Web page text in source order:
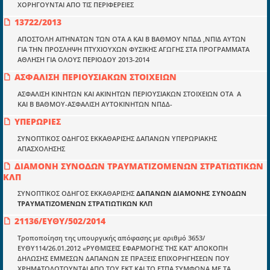
ΧΟΡΗΓΟΥΝΤΑΙ ΑΠΟ ΤΙΣ ΠΕΡΙΦΕΡΕΙΕΣ
13722/2013
ΑΠΟΣΤΟΛΗ ΑΙΤΗΝΑΤΩΝ ΤΩΝ ΟΤΑ Α ΚΑΙ Β ΒΑΘΜΟΥ ΝΠΔΔ ,ΝΠΙΔ ΑΥΤΩΝ
ΓΙΑ ΤΗΝ ΠΡΟΣΛΗΨΗ ΠΤΥΧΙΟΥΧΩΝ ΦΥΣΙΚΗΣ ΑΓΩΓΗΣ ΣΤΑ ΠΡΟΓΡΑΜΜΑΤΑ
ΑΘΛΗΣΗ ΓΙΑ ΟΛΟΥΣ ΠΕΡΙΟΔΟΥ 2013-2014
ΑΣΦΑΛΙΣΗ ΠΕΡΙΟΥΣΙΑΚΩΝ ΣΤΟΙΧΕΙΩΝ
ΑΣΦΑΛΙΣΗ ΚΙΝΗΤΩΝ ΚΑΙ ΑΚΙΝΗΤΩΝ ΠΕΡΙΟΥΣΙΑΚΩΝ ΣΤΟΙΧΕΙΩΝ ΟΤΑ Α
ΚΑΙ Β ΒΑΘΜΟΥ-ΑΣΦΑΛΙΣΗ ΑΥΤΟΚΙΝΗΤΩΝ ΝΠΔΔ-
ΥΠΕΡΩΡΙΕΣ
ΣΥΝΟΠΤΙΚΟΣ ΟΔΗΓΟΣ ΕΚΚΑΘΑΡΙΣΗΣ ΔΑΠΑΝΩΝ ΥΠΕΡΩΡΙΑΚΗΣ
ΑΠΑΣΧΟΛΗΣΗΣ
ΔΙΑΜΟΝΗ ΣΥΝΟΔΩΝ ΤΡΑΥΜΑΤΙΖΟΜΕΝΩΝ ΣΤΡΑΤΙΩΤΙΚΩΝ
ΚΛΠ
ΣΥΝΟΠΤΙΚΟΣ ΟΔΗΓΟΣ ΕΚΚΑΘΑΡΙΣΗΣ ΔΑΠΑΝΩΝ ΔΙΑΜΟΝΗΣ ΣΥΝΟΔΩΝ
ΤΡΑΥΜΑΤΙΖΟΜΕΝΩΝ ΣΤΡΑΤΙΩΤΙΚΩΝ ΚΛΠ
21136/ΕΥΘΥ/502/2014
Τροποποίηση της υπουργικής απόφασης με αριθμό 3653/
ΕΥΘΥ114/26.01.2012 «ΡΥΘΜΙΣΕΙΣ ΕΦΑΡΜΟΓΗΣ ΤΗΣ ΚΑΤ’ ΑΠΟΚΟΠΗ
ΔΗΛΩΣΗΣ ΕΜΜΕΣΩΝ ΔΑΠΑΝΩΝ ΣΕ ΠΡΑΞΕΙΣ ΕΠΙΧΟΡΗΓΗΣΕΩΝ ΠΟΥ
μετατράπηκε σε επιχειρηματική οντότητα και φιλοδοξεί να συμβάλλει
στην διάδοση της γνώσης.
Ενότητες
Επικαιρότητα
E-book
Νόμοι και προεδρικά διατάγματα
Υπουργικές αποφάσεις
Νομολογία και Γνωμοδοτήσεις ΝΣΚ
Πληροφορίες